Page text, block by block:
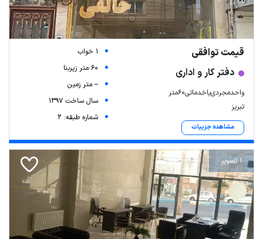
قیمت توافقی
دفتر کار و اداری
واحدمجردی‌‌یا‌خدماتی60متر
تبریز
مشاهده جزییات
1 خواب
60 متر زیربنا
-- متر زمین
سال ساخت 1397
شماره طبقه: 2
1 تصویر